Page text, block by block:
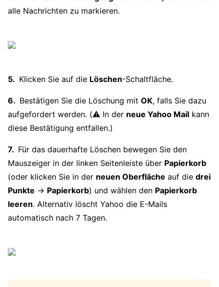
alle Nachrichten zu markieren.
Klicken Sie auf die Löschen-Schaltfläche.
Bestätigen Sie die Löschung mit OK, falls Sie dazu
aufgefordert werden. (⚠️ In der neue Yahoo Mail kann
diese Bestätigung entfallen.)
Für das dauerhafte Löschen bewegen Sie den
Mauszeiger in der linken Seitenleiste über Papierkorb
(oder klicken Sie in der neuen Oberfläche auf die drei
Punkte → Papierkorb) und wählen den Papierkorb
leeren. Alternativ löscht Yahoo die E-Mails
automatisch nach 7 Tagen.